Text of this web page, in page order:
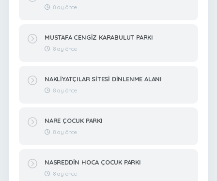
8 ay önce
MUSTAFA CENGİZ KARABULUT PARKI
8 ay önce
NAKLİYATÇILAR SİTESİ DİNLENME ALANI
8 ay önce
NARE ÇOCUK PARKI
8 ay önce
NASREDDİN HOCA ÇOCUK PARKI
8 ay önce